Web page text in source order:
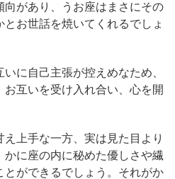
向があり、うお座はまさにその
お世話を焼いてくれるでしょ
に自己主張が控えめなため、
互いを受け入れ合い、心を開
上手な一方、実は見た目より
かに座の内に秘めた優しさや繊
ができるでしょう。それがか